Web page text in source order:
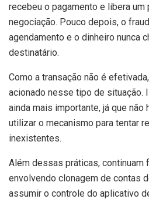
recebeu o pagamento e libera um
negociação. Pouco depois, o
agendamento e o dinheiro nunca
destinatário.
Como a transação não é
acionado nesse tipo de situação.
ainda mais importante, já que
utilizar o mecanismo para tentar
inexistentes.
Além dessas práticas,
envolvendo clonagem de contas
assumir o controle do aplicativo